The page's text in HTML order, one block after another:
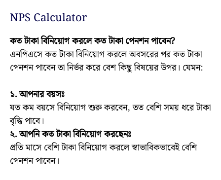
NPS Calculator
কত টাকা বিনিয়োগ করলে কত টাকা পেনশন পাবেন?
এনপিএসে কত টাকা বিনিয়োগ করলে অবসরের পর কত টাকা
পেনশন পাবেন তা নির্ভর করে বেশ কিছু বিষয়ের উপর। যেমন:
১. আপনার বয়সঃ
যত কম বয়সে বিনিয়োগ শুরু করবেন, তত বেশি সময় ধরে টাকা
বৃদ্ধি পাবে।
২. আপনি কত টাকা বিনিয়োগ করছেনঃ
প্রতি মাসে বেশি টাকা বিনিয়োগ করলে স্বাভাবিকভাবেই বেশি
পেনশন পাবেন।